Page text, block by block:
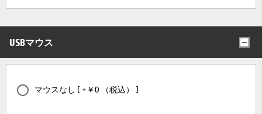
USBマウス
マウスなし [ +￥0 （税込） ]